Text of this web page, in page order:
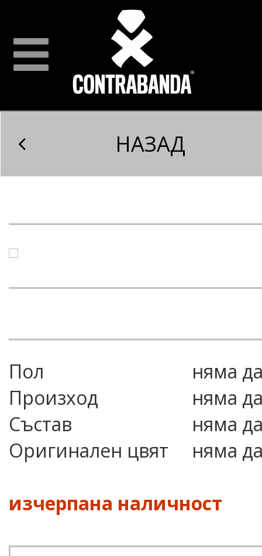
НАЗАД
Пол
няма
Произход
няма
Състав
няма
Оригинален цвят
няма
изчерпана наличност